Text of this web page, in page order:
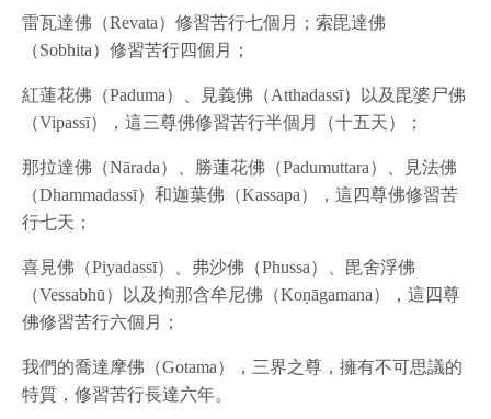
雷瓦達佛（Revata）修習苦行七個月；索毘達佛
（Sobhita）修習苦行四個月；
紅蓮花佛（Paduma）、見義佛（Atthadassī）以及毘婆尸佛
（Vipassī），這三尊佛修習苦行半個月（十五天）；
那拉達佛（Nārada）、勝蓮花佛（Padumuttara）、見法佛
（Dhammadassī）和迦葉佛（Kassapa），這四尊佛修習苦
行七天；
喜見佛（Piyadassī）、弗沙佛（Phussa）、毘舍浮佛
（Vessabhū）以及拘那含牟尼佛（Koṇāgamana），這四尊
佛修習苦行六個月；
我們的喬達摩佛（Gotama），三界之尊，擁有不可思議的
特質，修習苦行長達六年。